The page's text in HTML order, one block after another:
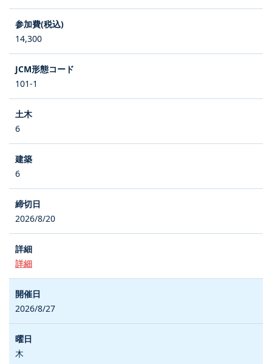
14,300
101-1
6
6
2026/8/20
詳細
2026/8/27
木